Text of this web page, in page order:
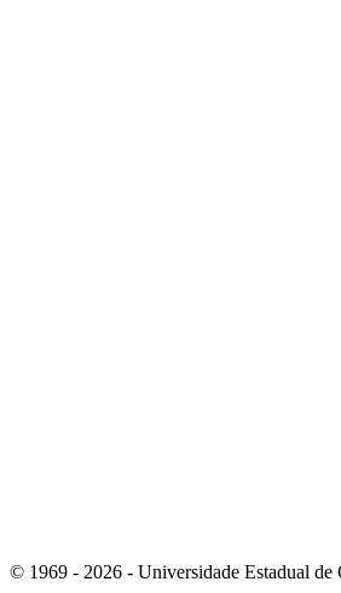
© 1969 - 2026 - Universidade Estadual de